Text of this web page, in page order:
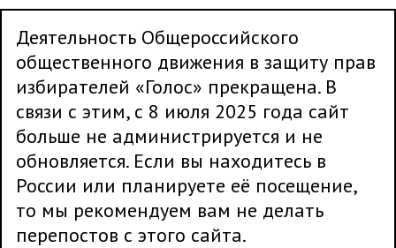
Деятельность Общероссийского
общественного движения в защиту прав
избирателей «Голос» прекращена. В
связи с этим, с 8 июля 2025 года сайт
больше не администрируется и не
обновляется. Если вы находитесь в
России или планируете её посещение,
то мы рекомендуем вам не делать
перепостов с этого сайта.